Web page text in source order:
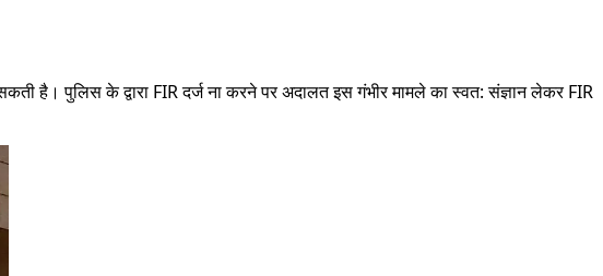
है। पुलिस के द्वारा FIR दर्ज ना करने पर अदालत इस गंभीर मामले का स्वत: संज्ञान लेकर FIR